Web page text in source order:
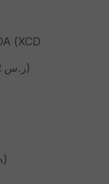
(XCD
ARABIA SAUDÍ (SAR ر.س)